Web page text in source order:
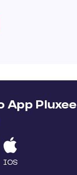
App Pluxee
IOS